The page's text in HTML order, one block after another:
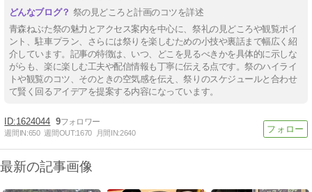
祭の見どころと計画のコツを詳述
青森ねぶた祭の魅力とアクセス案内を中心に、祭礼の見どころや観覧ポイ
ント、駐車プラン、さらには祭りを楽しむための小技や裏話まで幅広く紹
介しています。記事の特徴は、いつ、どこを見るべきかを具体的に示しな
がらも、楽に楽しむ工夫や配信情報も丁寧に伝える点です。祭のハイライ
トや観覧のコツ、そのときの空気感を伝え、祭りのスケジュールと合わせ
て賢く回るアイデアを提案する内容になっています。
1624044 9
週間IN:650 週間OUT:1670 月間IN:2640
最新の記事画像